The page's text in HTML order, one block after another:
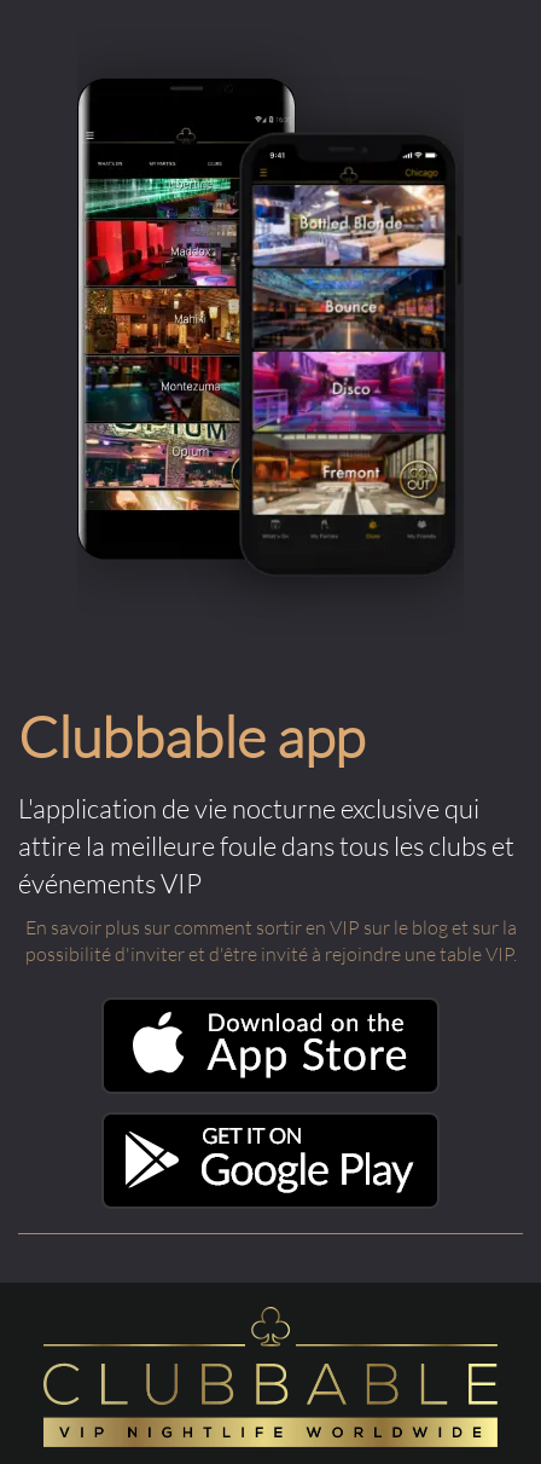
Clubbable app
L'application de vie nocturne exclusive qui
attire la meilleure foule dans tous les clubs et
événements VIP
En savoir plus sur comment sortir en VIP sur le blog et sur la
possibilité d'inviter et d'être invité à rejoindre une table VIP.